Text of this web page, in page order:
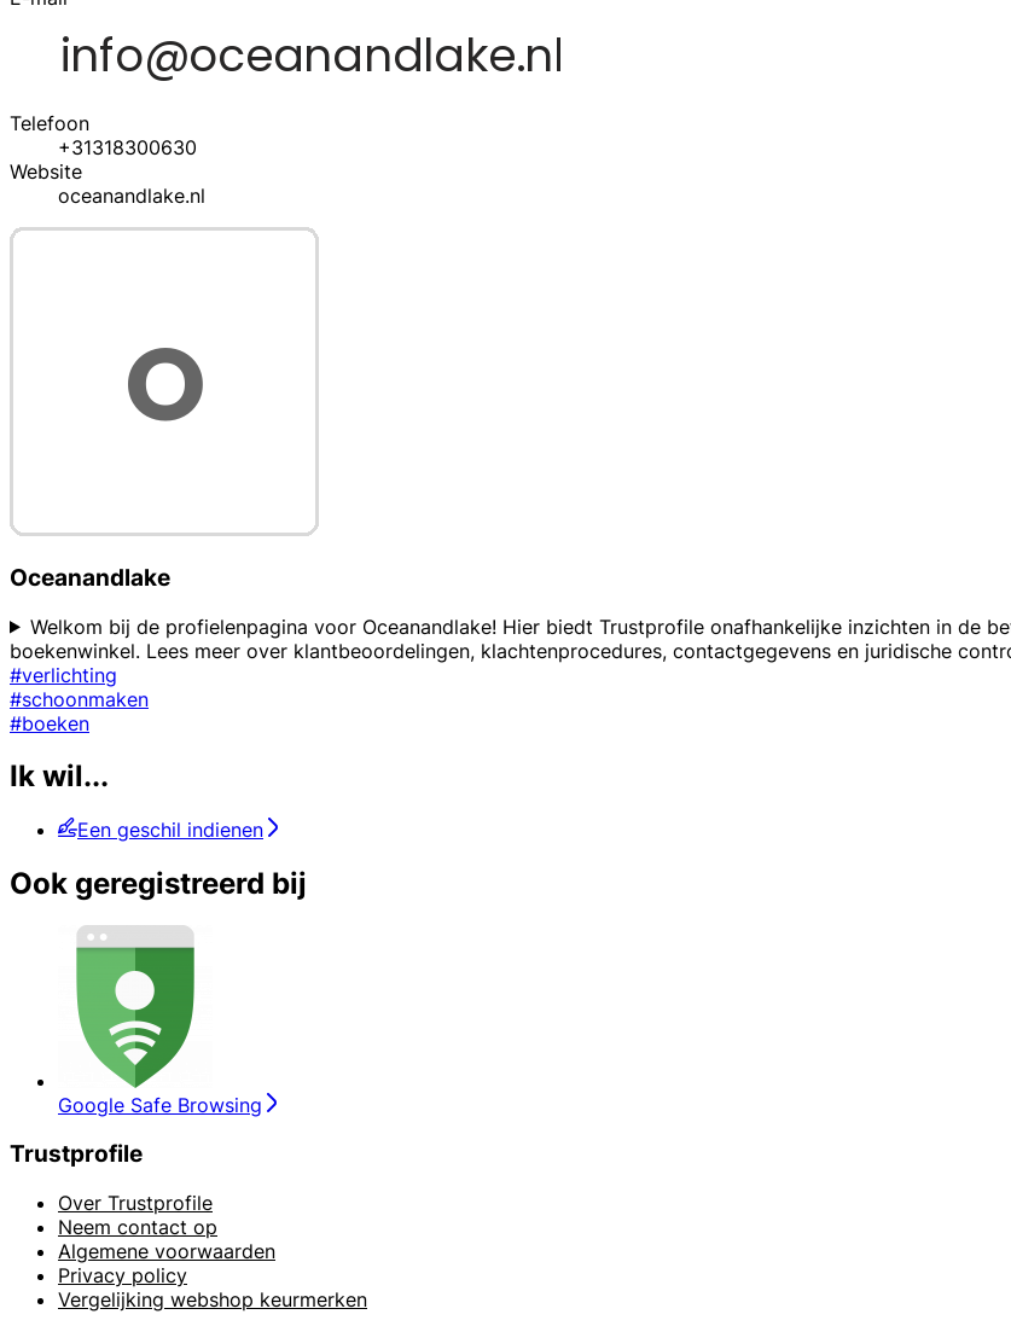
Telefoon
+31318300630
Website
oceanandlake.nl
Oceanandlake
Welkom bij de profielenpagina voor Oceanandlake! Hier biedt Trustprofile onafhankelijke inzichten in de
boekenwinkel. Lees meer over klantbeoordelingen, klachtenprocedures, contactgegevens en juridische
#verlichting
#schoonmaken
#boeken
Ik wil...
Een geschil indienen
Ook geregistreerd bij
Google Safe Browsing
Trustprofile
Over Trustprofile
Neem contact op
Algemene voorwaarden
Privacy policy
Vergelijking webshop keurmerken